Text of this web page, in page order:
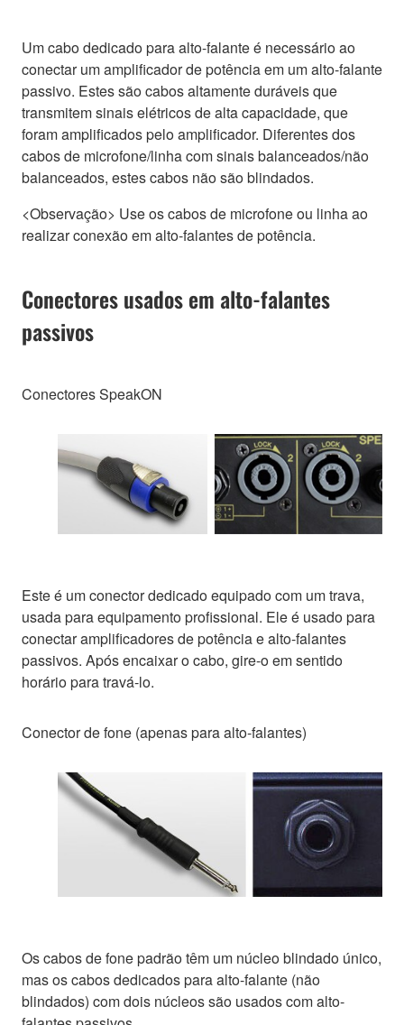
Um cabo dedicado para alto-falante é necessário ao
conectar um amplificador de potência em um alto-falante
passivo. Estes são cabos altamente duráveis que
transmitem sinais elétricos de alta capacidade, que
foram amplificados pelo amplificador. Diferentes dos
cabos de microfone/linha com sinais balanceados/não
balanceados, estes cabos não são blindados.
<Observação> Use os cabos de microfone ou linha ao
realizar conexão em alto-falantes de potência.
Conectores usados em alto-falantes
passivos
Conectores SpeakON
Este é um conector dedicado equipado com um trava,
usada para equipamento profissional. Ele é usado para
conectar amplificadores de potência e alto-falantes
passivos. Após encaixar o cabo, gire-o em sentido
horário para travá-lo.
Conector de fone (apenas para alto-falantes)
Os cabos de fone padrão têm um núcleo blindado único,
mas os cabos dedicados para alto-falante (não
blindados) com dois núcleos são usados com alto-